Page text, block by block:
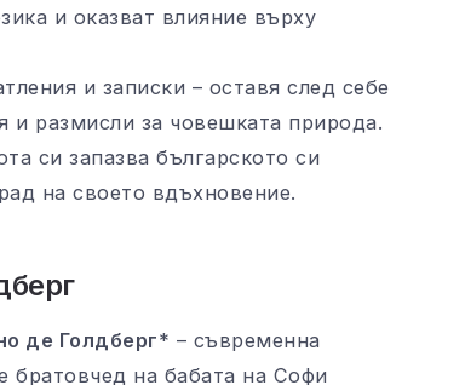
и оказват влияние върху
и записки – оставя след себе
размисли за човешката природа.
си запазва българското си
на своето вдъхновение.
де Голдберг* – съвременна
братовчед на бабата на Софи